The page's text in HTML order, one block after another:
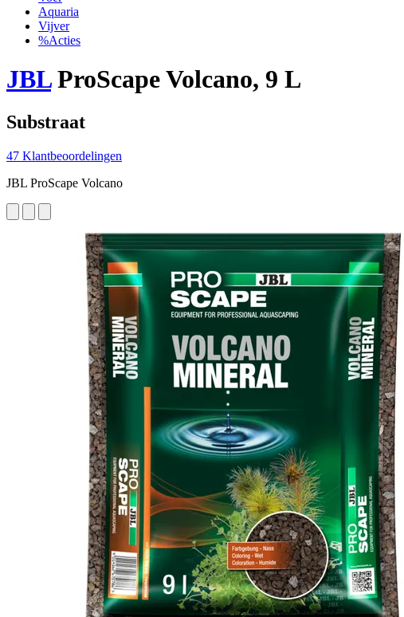
Aquaria
Vijver
%Acties
JBLProScape Volcano, 9 L
Substraat
47 Klantbeoordelingen
JBL ProScape Volcano